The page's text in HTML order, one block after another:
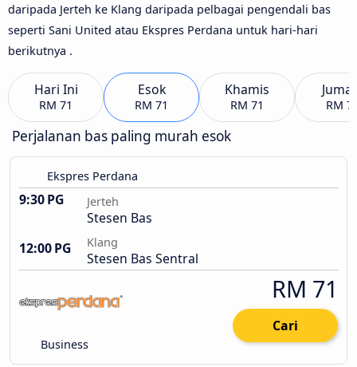
daripada Jerteh ke Klang daripada pelbagai pengendali bas
seperti Sani United atau Ekspres Perdana untuk hari-hari
berikutnya .
Hari Ini
RM 71
Esok
RM 71
Khamis
RM 71 RM
Perjalanan bas paling murah esok
Ekspres Perdana
9:30 PG Jerteh
Stesen Bas
12:00 PG
Klang
Stesen Bas Sentral
Business
RM 71
Cari